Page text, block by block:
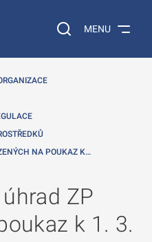
Vyhledávání na
MENU
NA POUKAZ K…
ZP
k 1. 3.